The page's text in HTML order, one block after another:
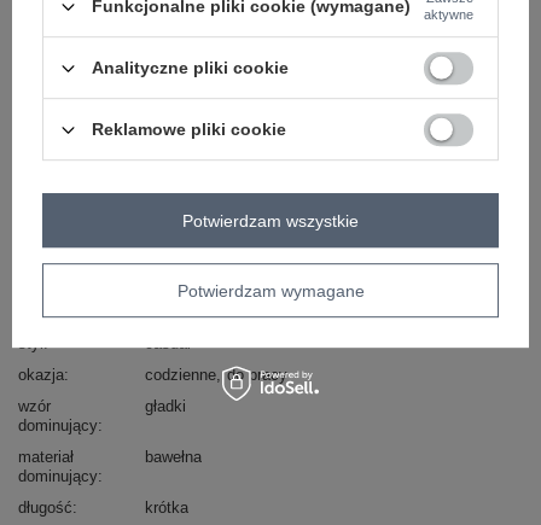
ZALOGUJ SIĘ I ZOBACZ CENĘ
sposób prania : pranie w pralce w 30°C
Kod produktu
WT-BZ-A1172.27
okazja
codzienne do pracy
wzór
dominujący
gładki
materiał
dominujący
bawełna
długość
krótka
Funkcjonalne pliki cookie (wymagane)
aktywne
Analityczne pliki cookie
Reklamowe pliki cookie
Potwierdzam wymagane
Potwierdzam wszystkie